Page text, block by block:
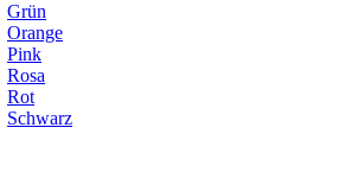
Grün
Orange
Pink
Rosa
Rot
Schwarz